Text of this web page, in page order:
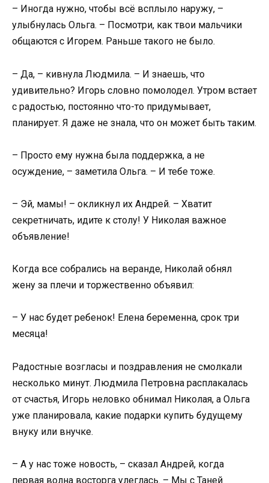
– Иногда нужно, чтобы всё всплыло наружу, –
улыбнулась Ольга. – Посмотри, как твои мальчики
общаются с Игорем. Раньше такого не было.
– Да, – кивнула Людмила. – И знаешь, что
удивительно? Игорь словно помолодел. Утром встает
с радостью, постоянно что-то придумывает,
планирует. Я даже не знала, что он может быть таким.
– Просто ему нужна была поддержка, а не
осуждение, – заметила Ольга. – И тебе тоже.
– Эй, мамы! – окликнул их Андрей. – Хватит
секретничать, идите к столу! У Николая важное
объявление!
Когда все собрались на веранде, Николай обнял
жену за плечи и торжественно объявил:
– У нас будет ребенок! Елена беременна, срок три
месяца!
Радостные возгласы и поздравления не смолкали
несколько минут. Людмила Петровна расплакалась
от счастья, Игорь неловко обнимал Николая, а Ольга
уже планировала, какие подарки купить будущему
внуку или внучке.
– А у нас тоже новость, – сказал Андрей, когда
первая волна восторга улеглась. – Мы с Таней